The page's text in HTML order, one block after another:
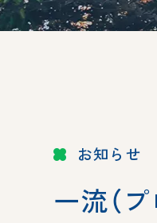
お知らせ
一流（